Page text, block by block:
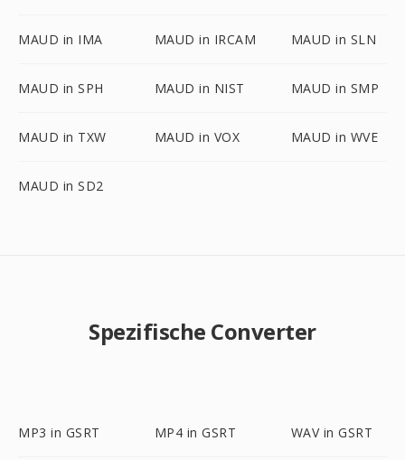
MAUD in IMA MAUD in IRCAM MAUD in SLN
MAUD in SPH MAUD in NIST MAUD in SMP
MAUD in TXW MAUD in VOX MAUD in WVE
MAUD in SD2
Spezifische Converter
MP3 in GSRT MP4 in GSRT WAV in GSRT